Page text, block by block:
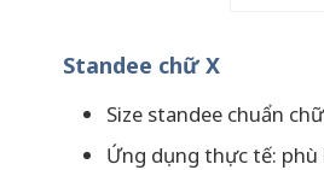
Standee chữ X
Size standee chuẩn
Ứng dụng thực tế: phù